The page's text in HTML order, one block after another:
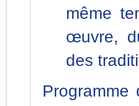
même
œuvre,
des
Programme